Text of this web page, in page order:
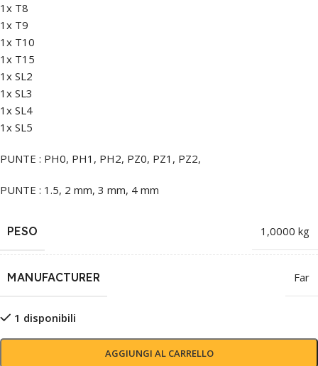
1x T8
1x T9
1x T10
1x T15
1x SL2
1x SL3
1x SL4
1x SL5
PUNTE : PH0, PH1, PH2, PZ0, PZ1, PZ2,
PUNTE : 1.5, 2 mm, 3 mm, 4 mm
PESO 1,0000 kg
MANUFACTURER Far
1 disponibili
AGGIUNGI AL CARRELLO